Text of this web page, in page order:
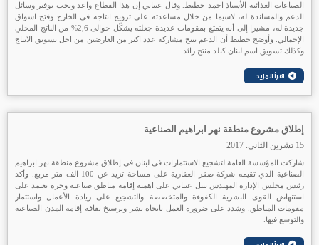
الصناعات الغذائية الأستاذ احمد حطيط. وقال عيتاني إن هذا القطاع واعد ويجب توفير وسائل
الدعم والمساندة له، لاسيما من خلال مساعدته على ترويج انتاجه في الخارج وفتح اسواق
جديدة له، مشيرا إلى أنه يتمتع بمقومات عديدة جعلته يشكّل حوالى 2,6% من الناتج المحلي
الإجمالي. وأوضح حطيط أن الدعم يتيح مشاركة عدد اكبر من العارضين من اجل تسويق الانتاج
وكذلك تسويق اسم لبنان كبلد منتج رائد.
إطلاق مشروع منطقة نهر ابراهيم الصناعية
15 تشرين الثاني. 2017
شاركت المؤسسة العامة لتشجيع الاستثمارات في لبنان في إطلاق مشروع منطقة نهر ابراهيم
الصناعية الذي تقيمه شركة صقر العقارية على مساحة تزيد عن 100 الف متر مربع. وأكد
رئيس مجلس الإدارة المهندس نبيل عيتاني على اهمية إقامة مناطق صناعية وحرة تعتمد على
استنهاض القوى البشرية الكفوءة والمتخصصة والتشجيع على ريادة الأعمال واستثمار
مقومات المناطق. وشدد على ضرورة العمل باتجاه نشر وترسيخ ثقافة إقامة المدن الصناعية
والتوسع فيها.